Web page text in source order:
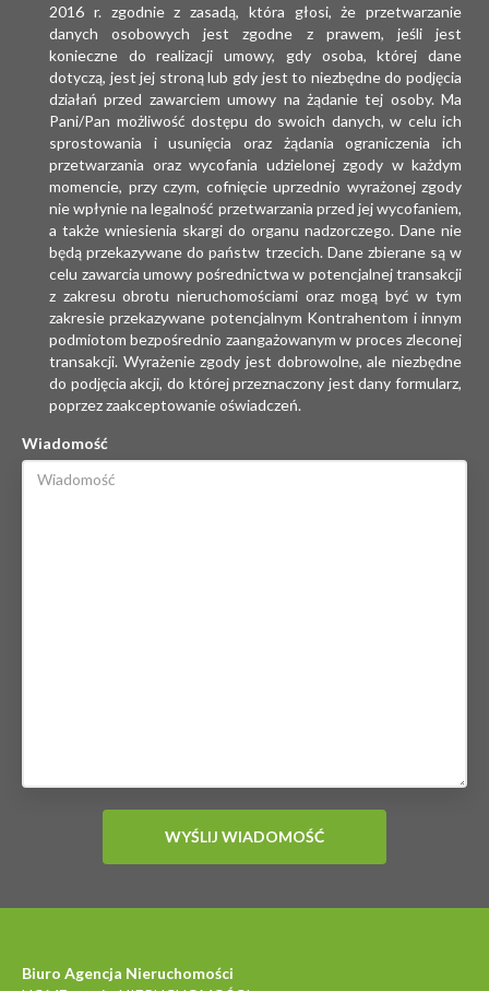
2016 r. zgodnie z zasadą, która głosi, że przetwarzanie
danych osobowych jest zgodne z prawem, jeśli jest
konieczne do realizacji umowy, gdy osoba, której dane
dotyczą, jest jej stroną lub gdy jest to niezbędne do podjęcia
działań przed zawarciem umowy na żądanie tej osoby. Ma
Pani/Pan możliwość dostępu do swoich danych, w celu ich
sprostowania i usunięcia oraz żądania ograniczenia ich
przetwarzania oraz wycofania udzielonej zgody w każdym
momencie, przy czym, cofnięcie uprzednio wyrażonej zgody
nie wpłynie na legalność przetwarzania przed jej wycofaniem,
a także wniesienia skargi do organu nadzorczego. Dane nie
będą przekazywane do państw trzecich. Dane zbierane są w
celu zawarcia umowy pośrednictwa w potencjalnej transakcji
z zakresu obrotu nieruchomościami oraz mogą być w tym
zakresie przekazywane potencjalnym Kontrahentom i innym
podmiotom bezpośrednio zaangażowanym w proces zleconej
transakcji. Wyrażenie zgody jest dobrowolne, ale niezbędne
do podjęcia akcji, do której przeznaczony jest dany formularz,
poprzez zaakceptowanie oświadczeń.
Wiadomość
Biuro Agencja Nieruchomości